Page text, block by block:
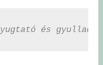
és